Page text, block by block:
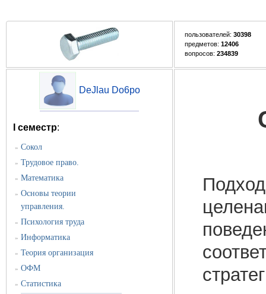
пользователей: 30398
предметов: 12406
вопросов: 234839
DeJlau Do6po
I семестр:
» Сокол
» Трудовое право.
» Математика
» Основы теории
управления.
» Психология труда
» Информатика
» Теория организация
» ОФМ
» Статистика